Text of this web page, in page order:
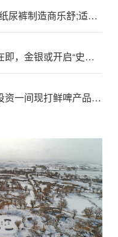
文件：婴{儿}纸尿裤制造商乐舒;适评估投资者对香港IPO的兴趣
美.联储转向在即，金银或开启“史诗级行情”，表现应远超股票
蜜雪集团拟!投资一间现打鲜啤产品公司 把握现打鲜啤行业发展机遇